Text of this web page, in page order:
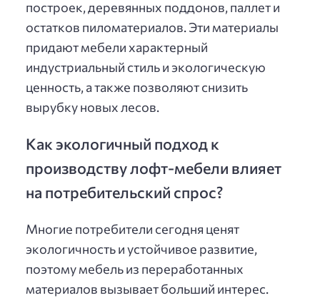
построек, деревянных поддонов, паллет и
остатков пиломатериалов. Эти материалы
придают мебели характерный
индустриальный стиль и экологическую
ценность, а также позволяют снизить
вырубку новых лесов.
Как экологичный подход к
производству лофт-мебели влияет
на потребительский спрос?
Многие потребители сегодня ценят
экологичность и устойчивое развитие,
поэтому мебель из переработанных
материалов вызывает больший интерес.